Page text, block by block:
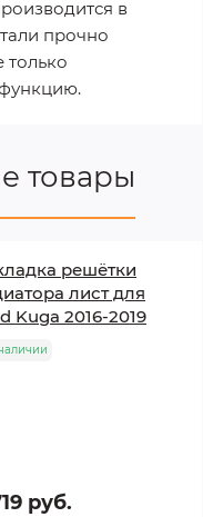
в
прочно
только
товары
решётки
лист для
Kuga 2016-2019
руб.